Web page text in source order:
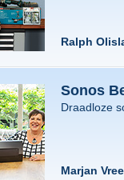
Ralph
Sonos
Draadloze
Marjan Vree